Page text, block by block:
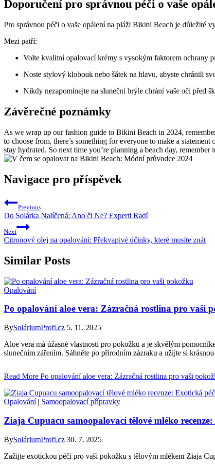
Doporučení pro správnou péči o vaše
Pro správnou péči o vaše opálení na pláži Bikini Beach je důležité
Mezi patří:
Volte kvalitní opalovací krémy s vysokým faktorem ochrany
Noste stylový klobouk nebo šátek na hlavu, abyste chránili
Nikdy nezapomínejte na sluneční brýle chrání vaše oči před
Závěrečné poznámky
As we wrap up our fashion guide to Bikini Beach in 2024,
to choose from, there’s something for everyone to make a
stay hydrated. So next time you’re planning a beach day,
Navigace pro příspěvek
Previous
Do Solárka Nalíčená: Ano či Ne? Experti Radí
Next
Citronový olej na opalování: Překvapivé účinky, které musíte znát
Similar Posts
Opalování
Po opalování aloe vera: Zázračná rostlina pro vaši
BySoláriumProfi.cz 5. 11. 2025
Aloe vera má úžasné vlastnosti pro pokožku a je skvělým
slunečním zářením. Sáhněte po přírodním zázraku a užijte si
Read More Po opalování aloe vera: Zázračná rostlina pro vaši
Opalování| Samoopalovací přípravky
Ziaja Cupuacu samoopalovací tělové mléko
BySoláriumProfi.cz 30. 7. 2025
Zažijte exotickou péči pro vaši pokožku s tělovým mlékem Ziaja